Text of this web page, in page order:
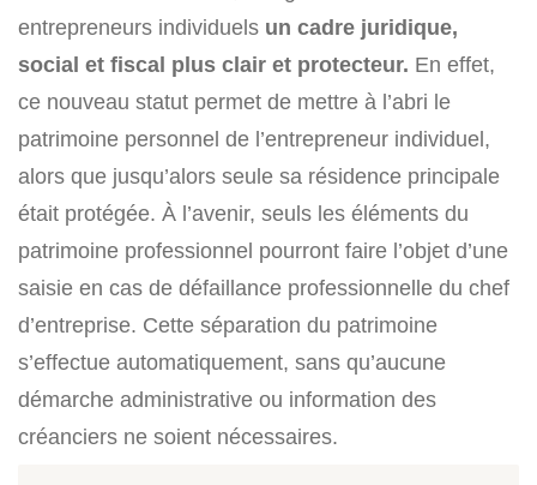
entrepreneurs individuels un cadre juridique,
social et fiscal plus clair et protecteur. En effet,
ce nouveau statut permet de mettre à l’abri le
patrimoine personnel de l’entrepreneur individuel,
alors que jusqu’alors seule sa résidence principale
était protégée. À l’avenir, seuls les éléments du
patrimoine professionnel pourront faire l’objet d’une
saisie en cas de défaillance professionnelle du chef
d’entreprise. Cette séparation du patrimoine
s’effectue automatiquement, sans qu’aucune
démarche administrative ou information des
créanciers ne soient nécessaires.